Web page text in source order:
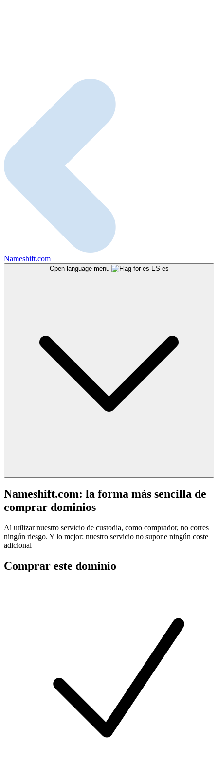
Nameshift.com
Open language menu es
Nameshift.com: la forma más sencilla de
comprar dominios
Al utilizar nuestro servicio de custodia, como comprador, no corres
ningún riesgo. Y lo mejor: nuestro servicio no supone ningún coste
adicional
Comprar este dominio